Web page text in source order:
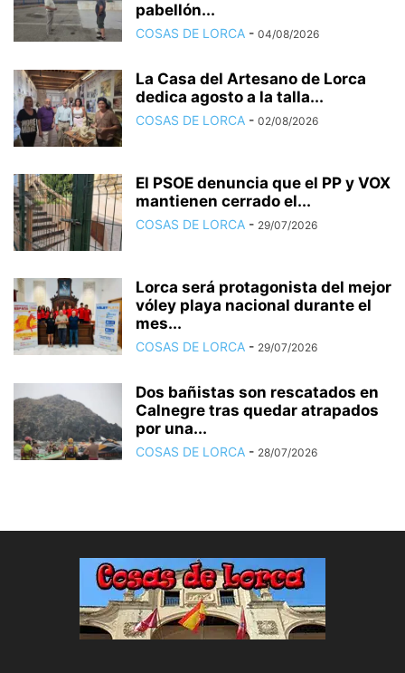
pabellón...
COSAS DE LORCA - 04/08/2026
La Casa del Artesano de Lorca
dedica agosto a la talla...
COSAS DE LORCA - 02/08/2026
El PSOE denuncia que el PP y VOX
mantienen cerrado el...
COSAS DE LORCA - 29/07/2026
Lorca será protagonista del mejor
vóley playa nacional durante el
mes...
COSAS DE LORCA - 29/07/2026
Dos bañistas son rescatados en
Calnegre tras quedar atrapados
por una...
COSAS DE LORCA - 28/07/2026